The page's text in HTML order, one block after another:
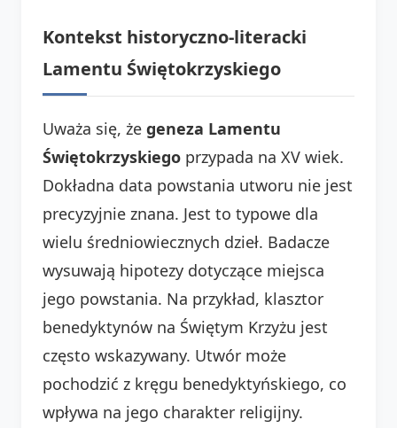
Kontekst historyczno-literacki
Lamentu Świętokrzyskiego
Uważa się, że geneza Lamentu
Świętokrzyskiego przypada na XV wiek.
Dokładna data powstania utworu nie jest
precyzyjnie znana. Jest to typowe dla
wielu średniowiecznych dzieł. Badacze
wysuwają hipotezy dotyczące miejsca
jego powstania. Na przykład, klasztor
benedyktynów na Świętym Krzyżu jest
często wskazywany. Utwór może
pochodzić z kręgu benedyktyńskiego, co
wpływa na jego charakter religijny.